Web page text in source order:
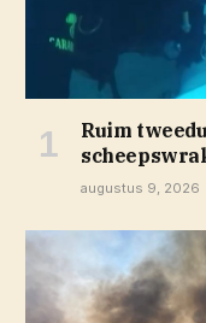
Ruim
augustus 9, 2026